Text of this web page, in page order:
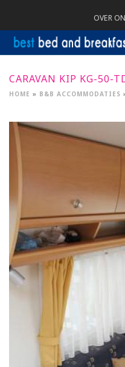
OVER
CARAVAN KIP KG-50-
HOME » B&B ACCOMMODATIES